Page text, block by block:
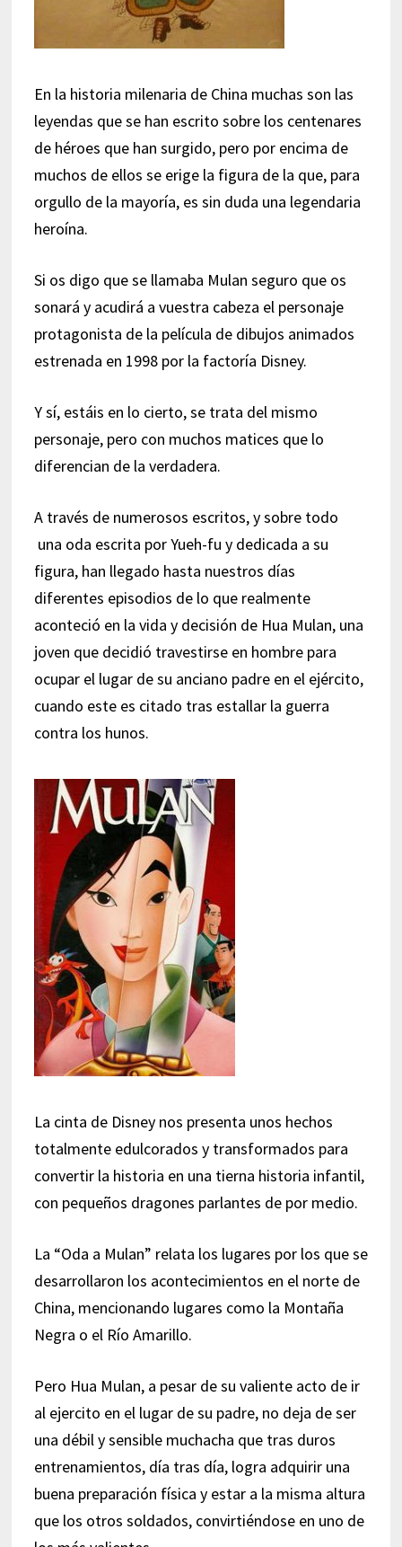
En la historia milenaria de China muchas son las
leyendas que se han escrito sobre los centenares
de héroes que han surgido, pero por encima de
muchos de ellos se erige la figura de la que, para
orgullo de la mayoría, es sin duda una legendaria
heroína.
Si os digo que se llamaba Mulan seguro que os
sonará y acudirá a vuestra cabeza el personaje
protagonista de la película de dibujos animados
estrenada en 1998 por la factoría Disney.
Y sí, estáis en lo cierto, se trata del mismo
personaje, pero con muchos matices que lo
diferencian de la verdadera.
A través de numerosos escritos, y sobre todo
una oda escrita por Yueh-fu y dedicada a su
figura, han llegado hasta nuestros días
diferentes episodios de lo que realmente
aconteció en la vida y decisión de Hua Mulan, una
joven que decidió travestirse en hombre para
ocupar el lugar de su anciano padre en el ejército,
cuando este es citado tras estallar la guerra
contra los hunos.
La cinta de Disney nos presenta unos hechos
totalmente edulcorados y transformados para
convertir la historia en una tierna historia infantil,
con pequeños dragones parlantes de por medio.
La “Oda a Mulan” relata los lugares por los que se
desarrollaron los acontecimientos en el norte de
China, mencionando lugares como la Montaña
Negra o el Río Amarillo.
Pero Hua Mulan, a pesar de su valiente acto de ir
al ejercito en el lugar de su padre, no deja de ser
una débil y sensible muchacha que tras duros
entrenamientos, día tras día, logra adquirir una
buena preparación física y estar a la misma altura
que los otros soldados, convirtiéndose en uno de